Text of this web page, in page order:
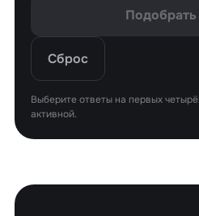
Подобрать
Сброс
Выберите ответы на первых
активной.